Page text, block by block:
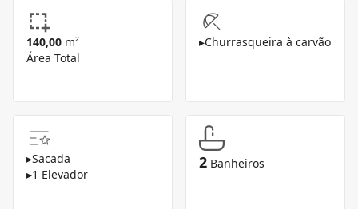
140,00 m²
Área Total
▸Churrasqueira à carvão
▸Sacada
▸1 Elevador
2 Banheiros